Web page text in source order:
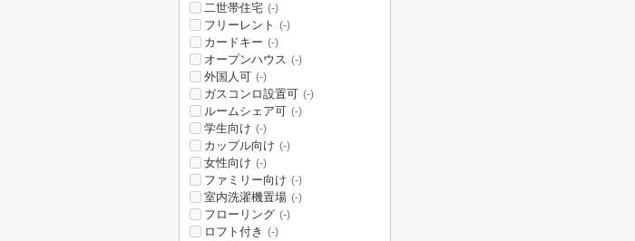
二世帯住宅 (-)
フリーレント (-)
カードキー (-)
オープンハウス (-)
外国人可 (-)
ガスコンロ設置可 (-)
ルームシェア可 (-)
学生向け (-)
カップル向け (-)
女性向け (-)
ファミリー向け (-)
室内洗濯機置場 (-)
フローリング (-)
ロフト付き (-)